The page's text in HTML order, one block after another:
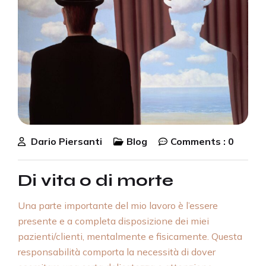
Dario Piersanti Blog Comments : 0
Di vita o di morte
Una parte importante del mio lavoro è l’essere
presente e a completa disposizione dei miei
pazienti/clienti, mentalmente e fisicamente. Questa
responsabilità comporta la necessità di dover